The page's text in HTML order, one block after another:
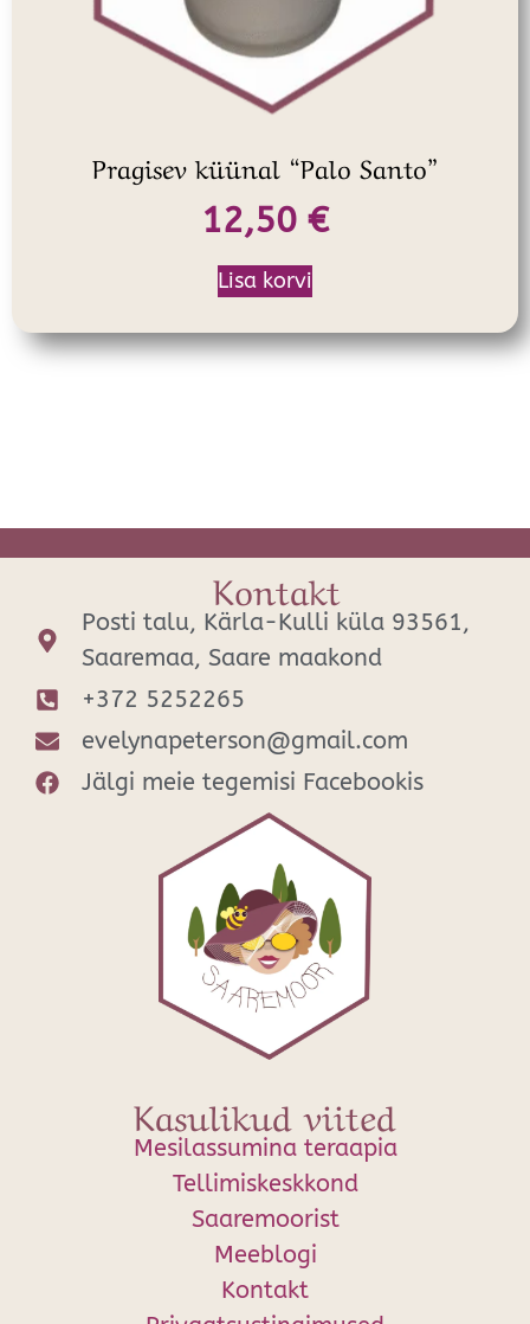
Pragisev küünal “Palo Santo”
12,50 €
Lisa korvi
Kontakt
Posti talu, Kärla-Kulli küla 93561,
Saaremaa, Saare maakond
+372 5252265
evelynapeterson@gmail.com
Jälgi meie tegemisi Facebookis
Kasulikud viited
Mesilassumina teraapia
Tellimiskeskkond
Saaremoorist
Meeblogi
Kontakt